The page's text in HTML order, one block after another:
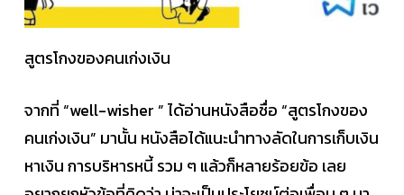
สูตรโกงของคนเก่งเงิน
จากที่ “well-wisher ” ได้อ่านหนังสือชื่อ “สูตรโกงของ
คนเก่งเงิน” มานั้น หนังสือได้แนะนำทางลัดในการเก็บเงิน
หาเงิน การบริหารหนี้ รวม ๆ แล้วก็หลายร้อยข้อ เลย